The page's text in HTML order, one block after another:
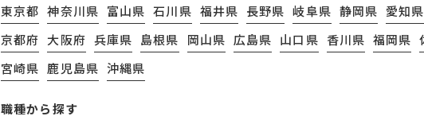
東京都 神奈川県 富山県 石川県 福井県 長野県 岐阜県 静岡県 愛知県
京都府
大阪府 兵庫県 島根県 岡山県 広島県 山口県 香川県 福岡県
宮崎県 鹿児島県 沖縄県
職種から探す